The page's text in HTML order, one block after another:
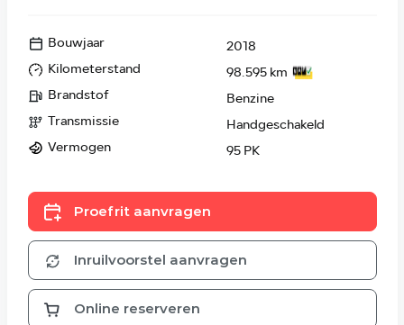
Bouwjaar
2018
Kilometerstand
98.595 km
Brandstof
Benzine
Transmissie
Handgeschakeld
Vermogen
95 PK
Proefrit aanvragen
Inruilvoorstel aanvragen
Online reserveren